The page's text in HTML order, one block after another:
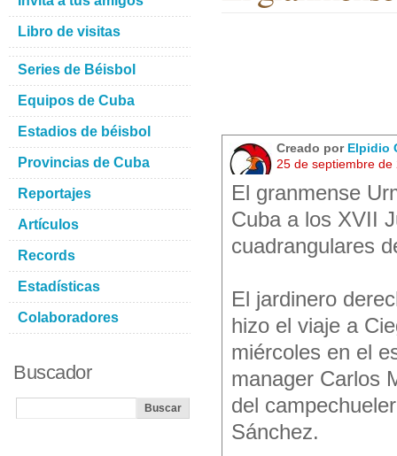
Creado por Elpidio
25 de septiembre de
El granmense
Cuba a los XVII
cuadrangulares
El jardinero
hizo el viaje a
miércoles en el
manager Carlos
del
Sánchez.
Libro de visitas
Series de Béisbol
Equipos de Cuba
Estadios de béisbol
Provincias de Cuba
Reportajes
Artículos
Records
Estadísticas
Colaboradores
Buscador